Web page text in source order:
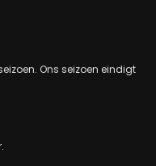
Ons seizoen eindigt